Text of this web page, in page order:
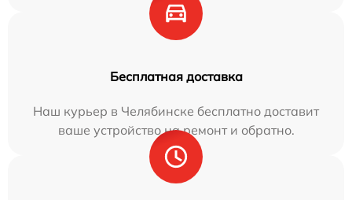
Бесплатная доставка
Наш курьер в Челябинске бесплатно доставит
ваше устройство на ремонт и обратно.